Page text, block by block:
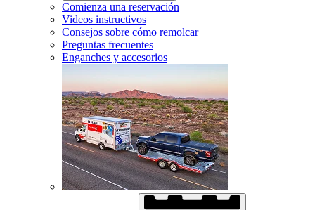
Comienza una reservación
Videos instructivos
Consejos sobre cómo remolcar
Preguntas frecuentes
Enganches y accesorios